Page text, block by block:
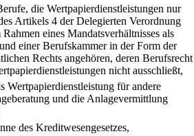
die Wertpapierdienstleistungen nur
Artikels 4 der Delegierten Verordnung
eines Mandatsverhältnisses als
einer Berufskammer in der Form der
Rechts angehören, deren Berufsrecht
nicht ausschließt,
Wertpapierdienstleistung für andere
und die Anlagevermittlung
des Kreditwesengesetzes,